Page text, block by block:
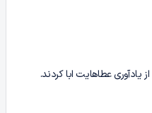
یادآوری عطاهایت ابا کردند.